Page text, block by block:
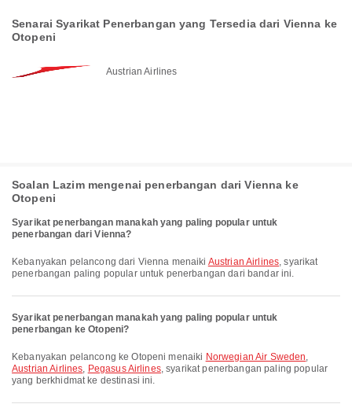
Senarai Syarikat Penerbangan yang Tersedia dari Vienna ke
Otopeni
Austrian Airlines
Soalan Lazim mengenai penerbangan dari Vienna ke
Otopeni
Syarikat penerbangan manakah yang paling popular untuk
penerbangan dari Vienna?
Kebanyakan pelancong dari Vienna menaiki Austrian Airlines, syarikat
penerbangan paling popular untuk penerbangan dari bandar ini.
Syarikat penerbangan manakah yang paling popular untuk
penerbangan ke Otopeni?
Kebanyakan pelancong ke Otopeni menaiki Norwegian Air Sweden,
Austrian Airlines, Pegasus Airlines, syarikat penerbangan paling popular
yang berkhidmat ke destinasi ini.